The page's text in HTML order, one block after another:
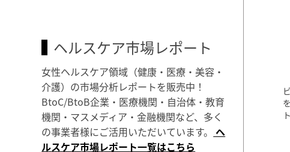
ヘルスケア市場レポート
女性ヘルスケア領域（健康・医療・美容・
介護）の市場分析レポートを販売中！
BtoC/BtoB企業・医療機関・自治体・教育
機関・マスメディア・金融機関など、多く
の事業者様にご活用いただいています。 ヘ
ルスケア市場レポート一覧はこちら